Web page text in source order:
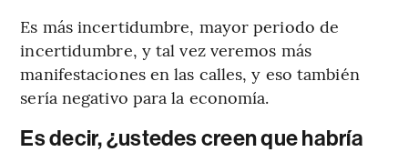
Es más incertidumbre, mayor periodo de
incertidumbre, y tal vez veremos más
manifestaciones en las calles, y eso también
sería negativo para la economía.
Es decir, ¿ustedes creen que habría